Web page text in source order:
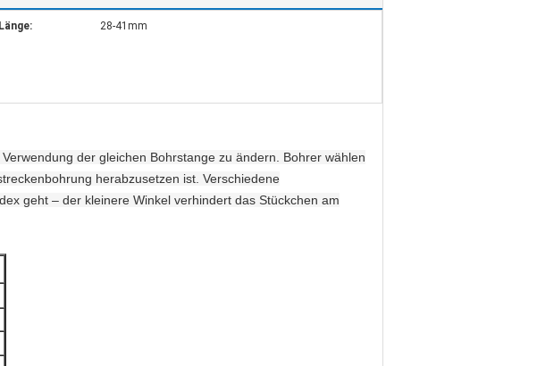
Länge: 28-41mm
der gleichen Bohrstange zu ändern. Bohrer wählen
herabzusetzen ist. Verschiedene
geht – der kleinere Winkel verhindert das Stückchen am